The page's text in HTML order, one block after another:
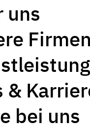
uns
Firmen
&
bei uns